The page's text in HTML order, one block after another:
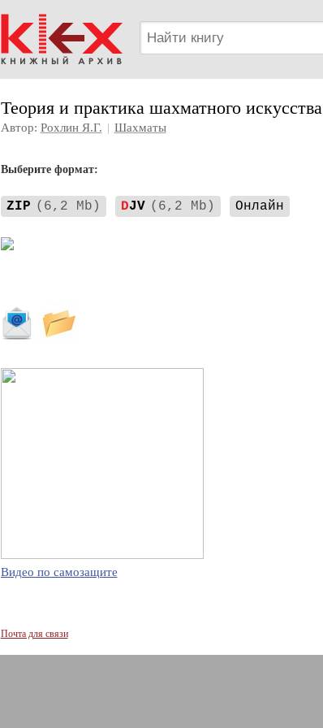
Теория и практика шахматного искусства
Автор: Рохлин Я.Г. | Шахматы
Выберите формат:
ZIP (6,2 Mb) DJV (6,2 Mb) Онлайн
Видео по самозащите
Почта для связи